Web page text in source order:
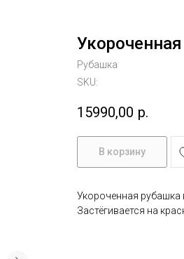
Рубашка
SKU:
15990,00 р.
В корзину
Укороченная рубашка
Застёгивается на